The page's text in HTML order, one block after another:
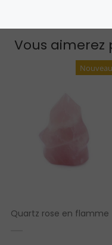
Vous
Quartz rose en flamme